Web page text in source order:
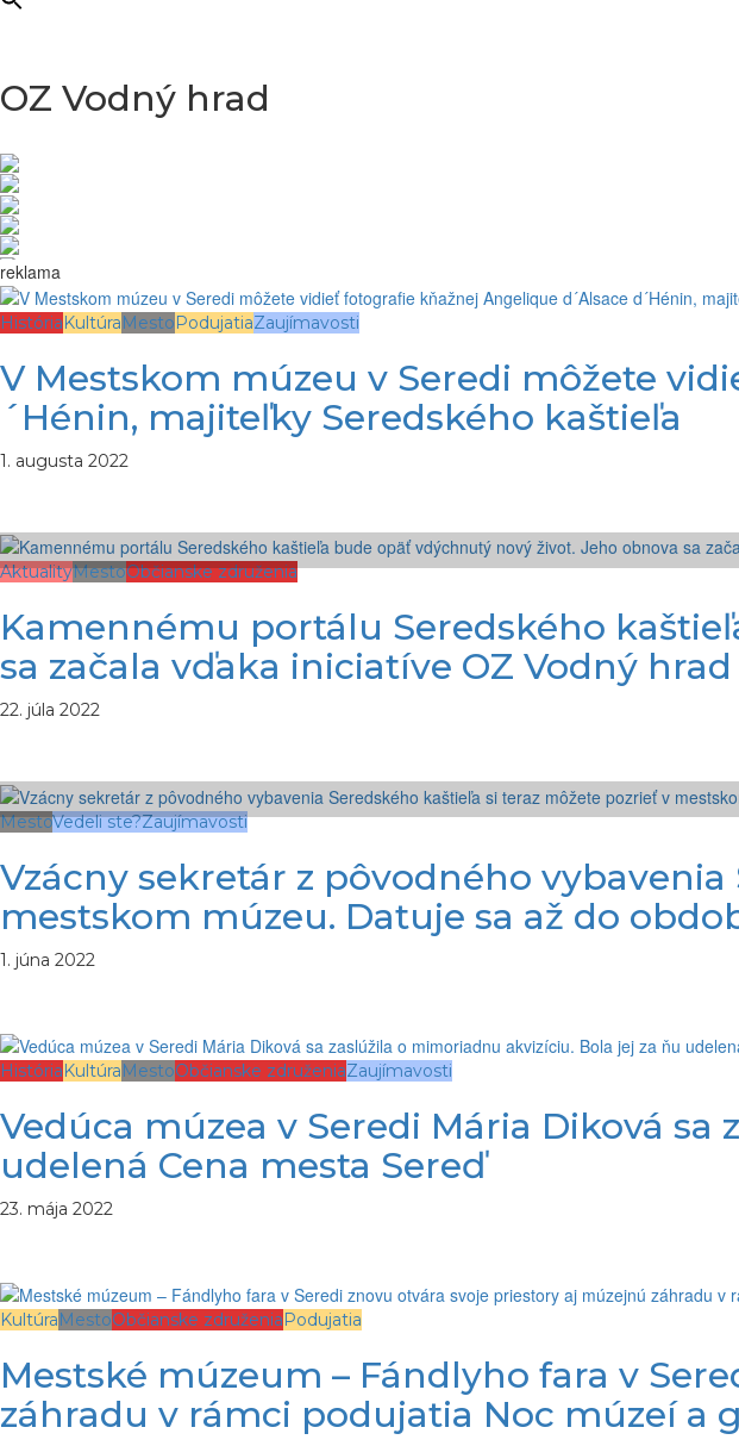
OZ Vodný hrad
reklama
HistóriaKultúraMestoPodujatiaZaujímavosti
V Mestskom múzeu v Seredi môžete
´Hénin, majiteľky Seredského kaštieľa
1. augusta 2022
AktualityMestoObčianske združenia
Kamennému portálu Seredského
sa začala vďaka iniciatíve OZ Vodný hrad
22. júla 2022
MestoVedeli ste?Zaujímavosti
Vzácny sekretár z pôvodného
mestskom múzeu. Datuje sa až do
1. júna 2022
HistóriaKultúraMestoObčianske združeniaZaujímavosti
Vedúca múzea v Seredi Mária Diková
udelená Cena mesta Sereď
23. mája 2022
Kultúra MestoObčianske združenia Podujatia
Mestské múzeum – Fándlyho fara v
záhradu v rámci podujatia Noc múzeí a